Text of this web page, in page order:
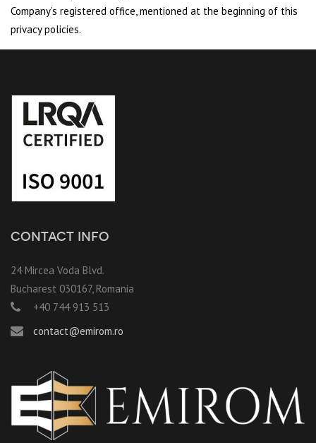
Company’s registered office, mentioned at the beginning of this
privacy policies.
CONTACT INFO
24 Mircea Voda Blvd.
Bucharest 030167, Romania
+40 744 913 513
contact@emirom.ro